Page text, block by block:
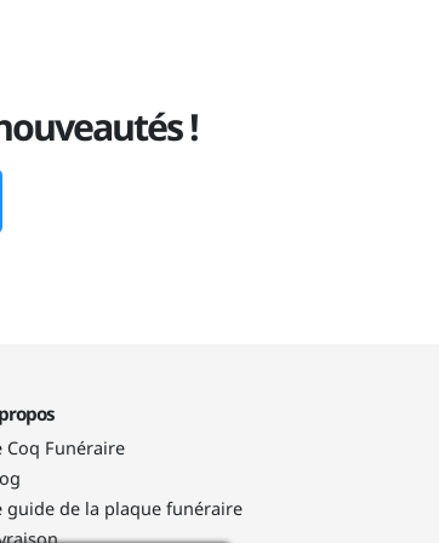
!
Coq Funéraire
guide de la plaque funéraire